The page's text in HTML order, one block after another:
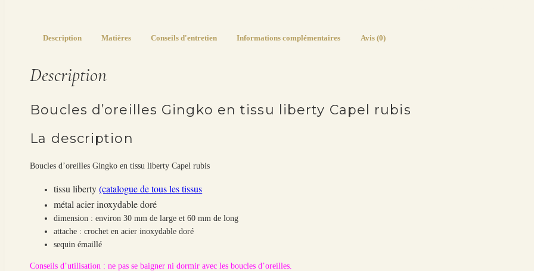
Description Matières Conseils d'entretien Informations complémentaires Avis (0)
Description
Boucles d’oreilles Gingko en tissu liberty Capel rubis
La description
Boucles d’oreilles Gingko en tissu liberty Capel rubis
tissu liberty(catalogue de tous les tissus
métal acier inoxydable doré
dimension : environ 30 mm de large et 60 mm de long
attache : crochet en acier inoxydable doré
sequin émaillé
Conseils d’utilisation : ne pas se baigner ni dormir avec les boucles d’oreilles.